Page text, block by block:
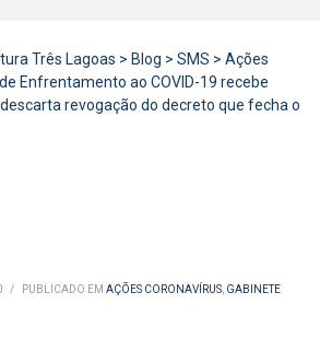
Três Lagoas > Blog > SMS > Ações
Enfrentamento ao COVID-19 recebe
revogação do decreto que fecha o
/ PUBLICADO EM AÇÕES CORONAVÍRUS, GABINETE